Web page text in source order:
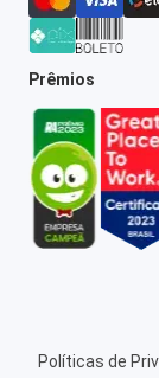
Prêmios
Políticas de